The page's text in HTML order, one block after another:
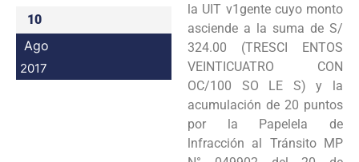
10
Ago
2017
la UIT v1gente cuyo monto
asciende a la suma de S/
324.00 (TRESCI ENTOS
VEINTICUATRO CON
OC/100 SO LE S) y la
acumulación de 20 puntos
por la Papelela de
lnfracción al Tránsito MP